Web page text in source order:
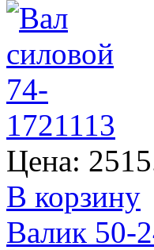
Цена:
В корзину
Валик 50-